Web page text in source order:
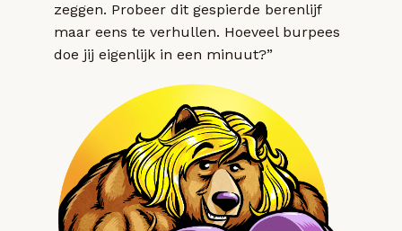
zeggen. Probeer dit gespierde berenlijf
maar eens te verhullen. Hoeveel burpees
doe jij eigenlijk in een minuut?”